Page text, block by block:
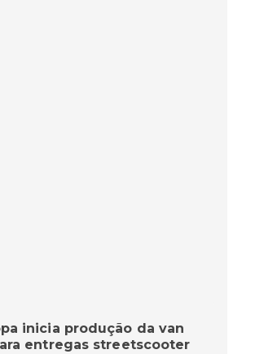
inicia produção da van
entregas streetscooter